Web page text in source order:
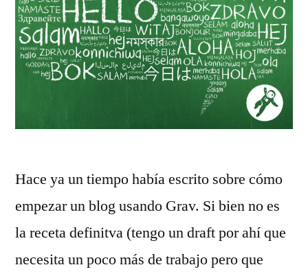
Hace ya un tiempo había escrito sobre cómo
empezar un blog usando Grav. Si bien no es
la receta definitva (tengo un draft por ahí que
necesita un poco más de trabajo pero que